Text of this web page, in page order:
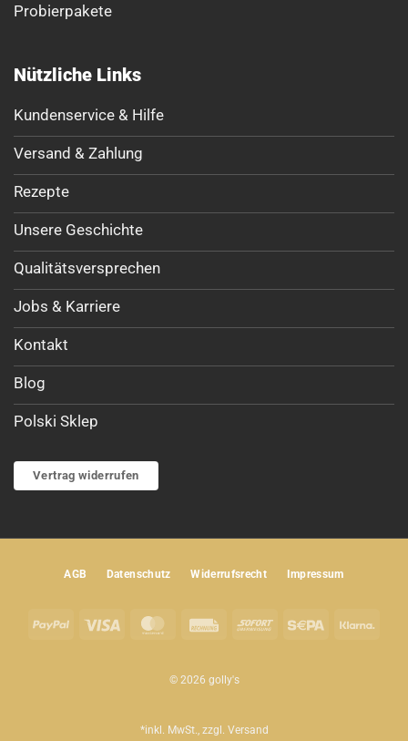
Probierpakete
Nützliche Links
Kundenservice & Hilfe
Versand & Zahlung
Rezepte
Unsere Geschichte
Qualitätsversprechen
Jobs & Karriere
Kontakt
Blog
Polski Sklep
Vertrag widerrufen
AGB Datenschutz Widerrufsrecht Impressum
PayPal Visa MasterCardRechungSofort Sepa
© 2026 golly's
*inkl. MwSt., zzgl. Versand